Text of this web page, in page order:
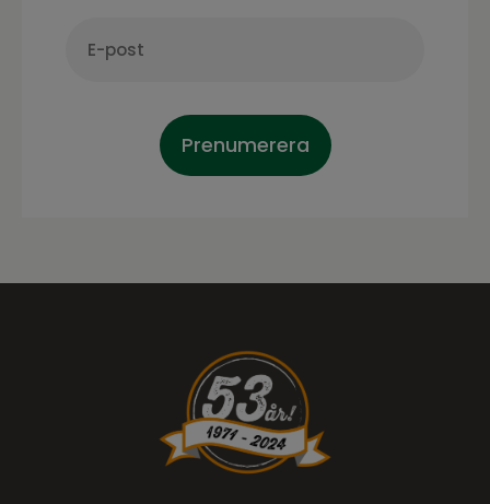
Prenumerera